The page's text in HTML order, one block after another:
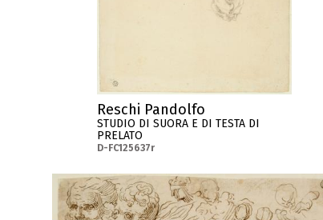
Reschi Pandolfo
STUDIO DI SUORA E DI TESTA DI
PRELATO
D-FC125637r